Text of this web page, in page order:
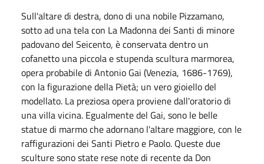
Sull'altare di destra, dono di una nobile Pizzamano,
sotto ad una tela con La Madonna dei Santi di minore
padovano del Seicento, è conservata dentro un
cofanetto una piccola e stupenda scultura marmorea,
opera probabile di Antonio Gai (Venezia, 1686-1769),
con la figurazione della Pietà; un vero gioiello del
modellato. La preziosa opera proviene dall'oratorio di
una villa vicina. Egualmente del Gai, sono le belle
statue di marmo che adornano l'altare maggiore, con le
raffigurazioni dei Santi Pietro e Paolo. Queste due
sculture sono state rese note di recente da Don